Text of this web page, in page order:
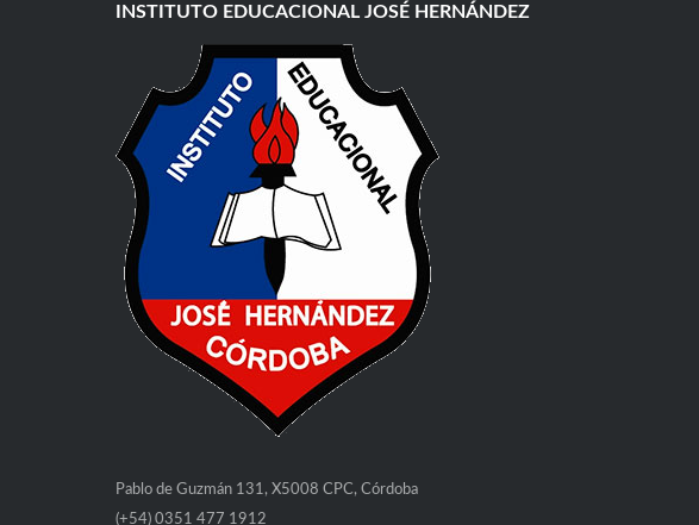
INSTITUTO EDUCACIONAL JOSÉ HERNÁNDEZ
Pablo de Guzmán 131, X5008 CPC, Córdoba
(+54) 0351 477 1912